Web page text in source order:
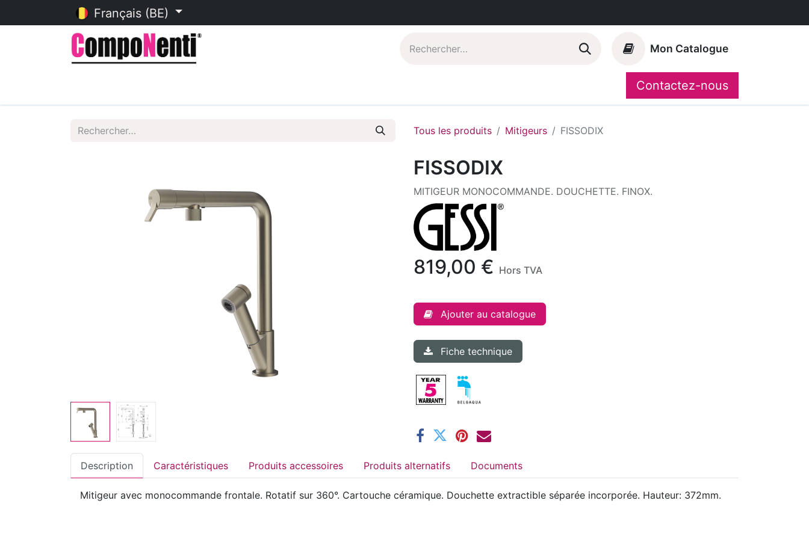
Français (BE)
Mon Catalogue
CompoShop
Contactez-nous
Tous les produits Mitigeurs FISSODIX
FISSODIX
MITIGEUR MONOCOMMANDE. DOUCHETTE. FINOX.
819,00 € Hors TVA
Ajouter au catalogue
Fiche technique
Description Caractéristiques Produits accessoires Produits alternatifs Documents
Mitigeur avec monocommande frontale. Rotatif sur 360°. Cartouche céramique. Douchette extractible séparée incorporée. Hauteur: 372mm.